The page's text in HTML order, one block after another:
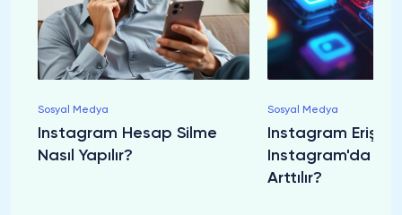
Sosyal Medya
Instagram Hesap Silme
Nasıl Yapılır?
Sosyal Medya
Instagram Erişim
Instagram'da
Arttılır?